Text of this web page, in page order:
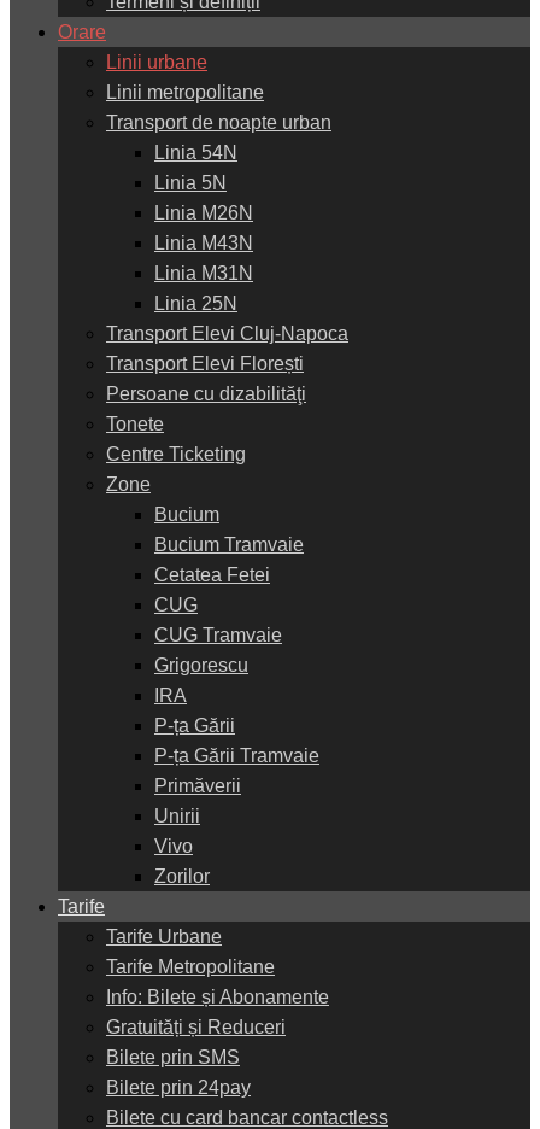
Orare
Linii urbane
Linii metropolitane
Transport de noapte urban
Linia 54N
Linia 5N
Linia M26N
Linia M43N
Linia M31N
Linia 25N
Transport Elevi Cluj-Napoca
Transport Elevi Florești
Persoane cu dizabilităţi
Tonete
Centre Ticketing
Zone
Bucium
Bucium Tramvaie
Cetatea Fetei
CUG
CUG Tramvaie
Grigorescu
IRA
P-ța Gării
P-ța Gării Tramvaie
Primăverii
Unirii
Vivo
Zorilor
Tarife
Tarife Urbane
Tarife Metropolitane
Info: Bilete și Abonamente
Gratuități și Reduceri
Bilete prin SMS
Bilete prin 24pay
Bilete cu card bancar contactless